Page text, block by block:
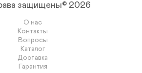
защищены© 2026
О нас
Контакты
Вопросы
Каталог
Доставка
Гарантия